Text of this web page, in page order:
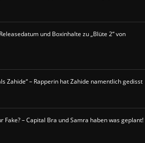
und Boxinhalte zu „Blüte 2“ von
Zahide“ – Rapperin hat Zahide namentlich gedisst
Fake? – Capital Bra und Samra haben was geplant!